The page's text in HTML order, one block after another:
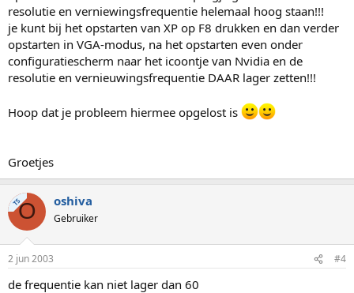
resolutie en verniewingsfrequentie helemaal hoog staan!!!
je kunt bij het opstarten van XP op F8 drukken en dan verder
opstarten in VGA-modus, na het opstarten even onder
configuratiescherm naar het icoontje van Nvidia en de
resolutie en vernieuwingsfrequentie DAAR lager zetten!!!
Hoop dat je probleem hiermee opgelost is
Groetjes
TSO oshiva
Gebruiker
2 jun 2003 #4
de frequentie kan niet lager dan 60